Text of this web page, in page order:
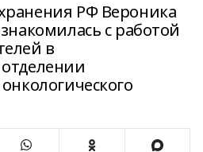
РФ Вероника
с работой
в